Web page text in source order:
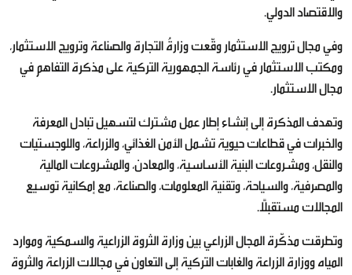
والاقتصاد الدولي.
وفي مجال ترويج الاستثمار وقّعت وزارةُ التجارة والصناعة وترويج الاستثمار،
ومكتب الاستثمار في رئاسة الجمهورية التركية على مذكرة التفاهم في
مجال الاستثمار.
وتهدف المذكرة إلى إنشاء إطار عمل مشترك لتسهيل تبادل المعرفة
والخبرات في قطاعات حيوية تشمل الأمن الغذائي، والزراعة، واللوجستيات
والنقل، ومشروعات البنية الأساسية، والمعادن، والمشروعات المالية
والمصرفية، والسياحة، وتقنية المعلومات، والصناعة، مع إمكانية توسيع
المجالات مستقبلًا.
وتطرقت مذكّرة المجال الزراعي بين وزارة الثروة الزراعية والسمكية وموارد
المياه ووزارة الزراعة والغابات التركية إلى التعاون في مجالات الزراعة والثروة